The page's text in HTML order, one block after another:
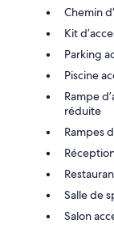
Chemin
Kit
Parking
Piscine
Rampe
réduite
Rampes
Salle de
Salon